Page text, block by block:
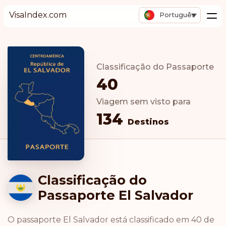
VisaIndex.com Português
Classificação do Passaporte
40
Viagem sem visto para
134 Destinos
Classificação do
Passaporte El Salvador
O passaporte El Salvador está classificado em 40 de